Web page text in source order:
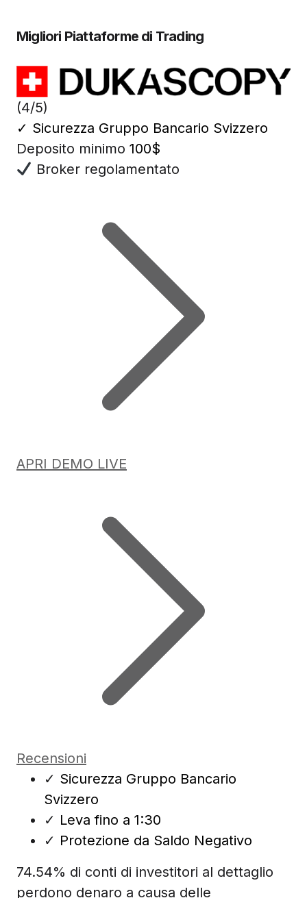
Migliori Piattaforme di Trading
(4/5)
✓ Sicurezza Gruppo Bancario Svizzero
Deposito minimo 100$
Broker regolamentato
APRI DEMO LIVE
Recensioni
✓ Sicurezza Gruppo Bancario
Svizzero
✓ Leva fino a 1:30
✓ Protezione da Saldo Negativo
74.54% di conti di investitori al dettaglio
perdono denaro a causa delle